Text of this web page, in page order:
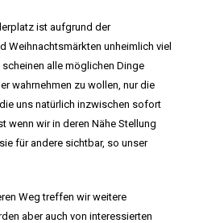
ist aufgrund der
Weihnachtsmärkten unheimlich viel
alle möglichen Dinge
wahrnehmen zu wollen, nur die
uns natürlich inzwischen sofort
wenn wir in deren Nähe Stellung
für andere sichtbar, so unser
Weg treffen wir weitere
aber auch von interessierten